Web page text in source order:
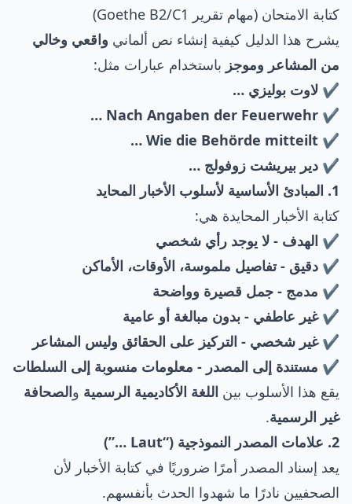
كتابة الامتحان (مهام تقرير Goethe B2/C1)
يشرح هذا الدليل كيفية إنشاء نص ألماني واقعي وخالي
من المشاعر وموجز باستخدام عبارات مثل:
✔️ لاوت بوليزي …
✔️ Nach Angaben der Feuerwehr …
✔️ Wie die Behörde mitteilt …
✔️ دير بيريشت زوفولج …
1. المبادئ الأساسية لأسلوب الأخبار المحايد
كتابة الأخبار المحايدة هي:
✔️ الهدف - لا يوجد رأي شخصي
✔️ دقيق - تفاصيل ملموسة، الأوقات، الأماكن
✔️ مدمج - جمل قصيرة وواضحة
✔️ غير عاطفي - بدون مبالغة أو عامية
✔️ غير شخصي - التركيز على الحقائق وليس المشاعر
✔️ مستندة إلى المصدر - معلومات منسوبة إلى السلطات
يقع هذا الأسلوب بين اللغة الأكاديمية الرسمية والصحافة
غير الرسمية.
2. علامات المصدر النموذجية (“Laut …”)
يعد إسناد المصدر أمرًا ضروريًا في كتابة الأخبار لأن
الصحفيين نادرًا ما شهدوا الحدث بأنفسهم.